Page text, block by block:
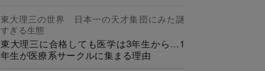
東大理三の世界 日本一の天才集団にみた謎
すぎる生態
東大理三に合格しても医学は3年生から…1
年生が医療系サークルに集まる理由